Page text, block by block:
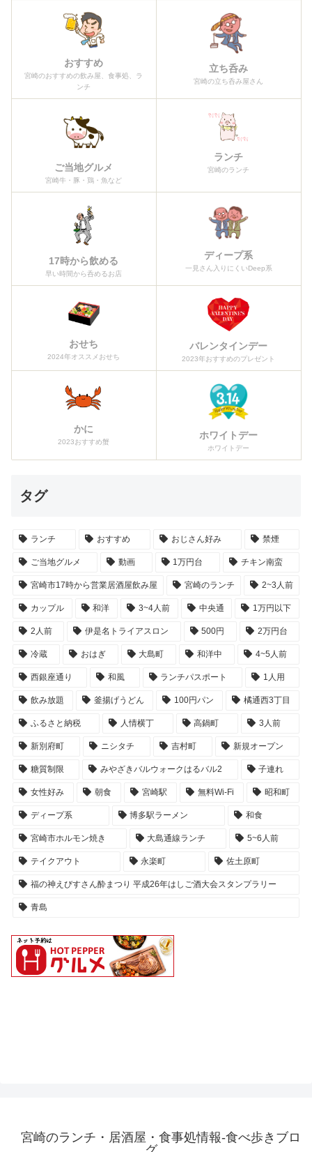
おすすめ
宮崎のおすすめの飲み屋、食事処、ラ
ンチ
立ち呑み
宮崎の立ち呑み屋さん
ご当地グルメ
宮崎牛・豚・鶏・魚など
ランチ
宮崎のランチ
17時から飲める
早い時間から呑めるお店
ディープ系
一見さん入りにくいDeep系
おせち
2024年オススメおせち
バレンタインデー
2023年おすすめのプレゼント
かに
2023おすすめ蟹
ホワイトデー
ホワイトデー
タグ
ランチ おすすめ おじさん好み 禁煙
ご当地グルメ 動画 1万円台 チキン南蛮
宮崎市17時から営業居酒屋飲み屋 宮崎のランチ 2~3人前
カップル 和洋 3~4人前 中央通 1万円以下
2人前 伊是名トライアスロン 500円 2万円台
冷蔵 おはぎ 大島町 和洋中 4~5人前
西銀座通り 和風 ランチパスポート 1人用
飲み放題 釜揚げうどん 100円パン 橘通西3丁目
ふるさと納税 人情横丁 高鍋町 3人前
新別府町 ニシタチ 吉村町 新規オープン
糖質制限 みやざきバルウォークはるバル2 子連れ
女性好み 朝食 宮崎駅 無料Wi-Fi 昭和町
ディープ系 博多駅ラーメン 和食
宮崎市ホルモン焼き 大島通線ランチ 5~6人前
テイクアウト 永楽町 佐土原町
福の神えびすさん酔まつり 平成26年はしご酒大会スタンプラリー
青島
宮崎のランチ・居酒屋・食事処情報-食べ歩きブロ